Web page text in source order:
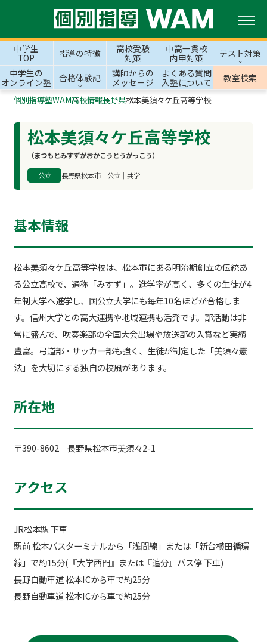
中学生
TOP
指導の特徴
高校受験
対策
中高一貫校
内申対策
テスト対策
中学生の
オンライン塾
合格体験記
講師からの
メッセージ
よくある質問
入塾について
教室検索
個別指導塾WAM高校情報長野県松本美須々ケ丘高等学校
松本美須々ケ丘高等学校
（まつもとみすずがおかこうとうがっこう）
公立 長野県松本市｜公立｜共学
基本情報
松本美須々ケ丘高等学校は、松本市にある明治期創立の伝統あ
る公立高校で、通称「みすず」。進学率が高く、多くの生徒が4
年制大学へ進学し、国公立大学にも毎年10名ほどが合格しま
す。信州大学との高大連携や地域連携も活発です。部活動は非
常に盛んで、吹奏楽部の全国大会出場や放送部の入賞など実績
豊富。弓道部・サッカー部も強く、生徒が制定した「美須々憲
法」を大切にする独自の校風があります。
所在地
〒390-8602 長野県松本市美須々2-1
アクセス
JR松本駅 下車
駅前 松本バスターミナルから「浅間線」または「新台横田循環
線」で約15分(『大学西門』または『追分』バス停 下車)
長野自動車道 松本ICから車で約25分
長野自動車道 松本ICから車で約25分